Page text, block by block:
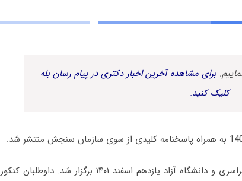
برای مشاهده آخرین اخبار دکتری در پیام رسان بله
کلیک کنید.
، آزمون دکتری ۱۴۰۲ سراسری و دانشگاه آزاد یازدهم اسفند ۱۴۰۱ برگزار شد. داوطلبان کنکور